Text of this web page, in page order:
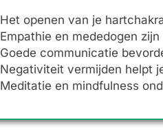
Het openen van je
Empathie en mededogen
Goede communicatie
Negativiteit vermijden helpt
Meditatie en mindfulness